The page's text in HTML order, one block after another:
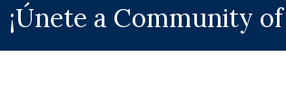
¡Únete a Community